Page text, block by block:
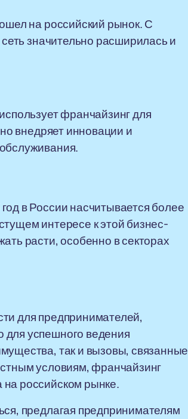
на российский рынок. С
значительно расширилась и
франчайзинг для
внедряет инновации и
в России насчитывается более
интересе к этой бизнес-
расти, особенно в секторах
для предпринимателей,
успешного ведения
так и вызовы, связанные
условиям, франчайзинг
российском рынке.
предлагая предпринимателям